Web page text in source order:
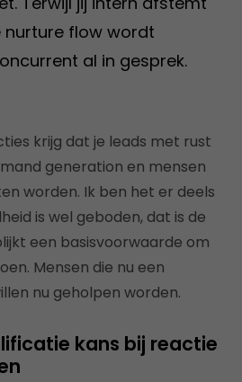
flow wordt
al in gesprek.
krijg dat je leads met rust
generation en mensen
worden. Ik ben het er deels
is wel geboden, dat is de
een basisvoorwaarde om
Mensen die nu een
nu geholpen worden.
kans bij reactie